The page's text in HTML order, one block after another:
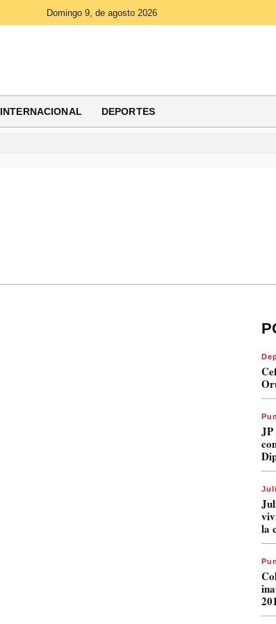
Domingo 9, de agosto 2026
INTERNACIONAL DEPORTES
JP
la